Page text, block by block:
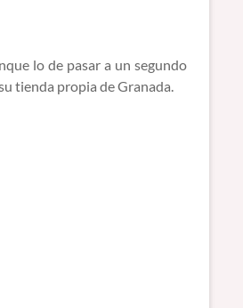
lo de pasar a un segundo
tienda propia de Granada.